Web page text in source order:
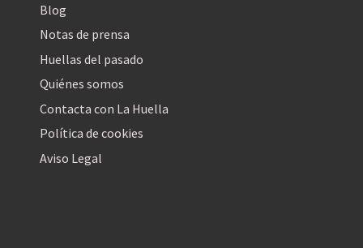
Blog
Notas de prensa
Huellas del pasado
Quiénes somos
Contacta con La Huella
Política de cookies
Aviso Legal